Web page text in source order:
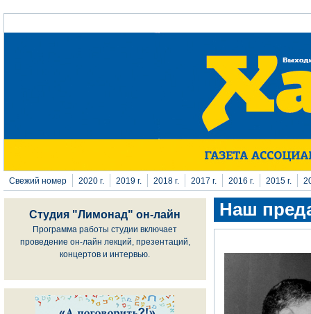
Перейти к основному содержанию
Свежий номер 2020 г. 2019 г. 2018 г. 2017 г. 2016 г. 2015 г.
Студия "Лимонад" он-лайн
Программа работы студии включает
проведение он-лайн лекций, презентаций,
концертов и интервью.
Наш